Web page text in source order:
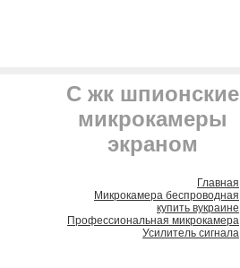
С жк шпионские
микрокамеры
экраном
Главная
Микрокамера беспроводная
купить вукраине
Профессиональная микрокамера
Усилитель сигнала